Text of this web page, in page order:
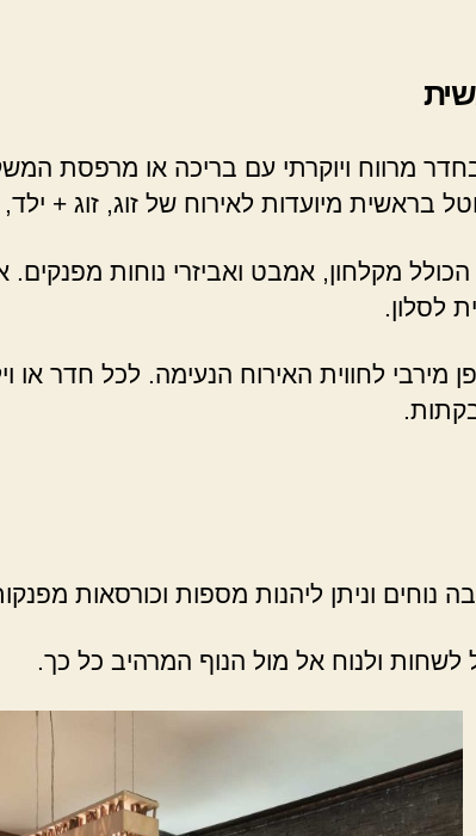
מרווח ויוקרתי עם בריכה או מרפסת
בראשית מיועדות לאירוח של זוג, זוג +
מקלחון, אמבט ואביזרי נוחות מפנקים.
לסלון.
מירבי לחווית האירוח הנעימה. לכל חדר או
נוחים וניתן ליהנות מספות וכורסאות
לשחות ולנוח אל מול הנוף המרהיב כל כך.